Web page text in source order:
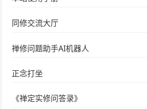
同修交流大厅
禅修问题助手AI机器人
正念打坐
《禅定实修问答录》